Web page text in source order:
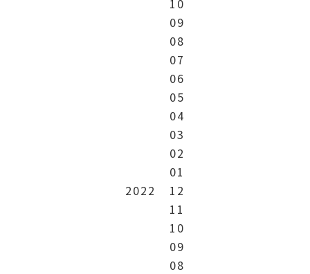
09
08
07
06
05
04
03
02
01
2022
12
11
10
09
08